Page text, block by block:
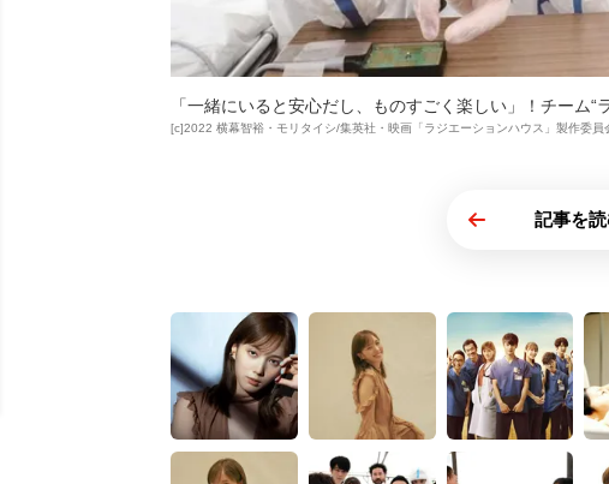
「一緒にいると安心だし、ものすごく楽しい」！チーム“
[c]2022 横幕智裕・モリタイシ/集英社・映画「ラジエーションハウス」製作委員
記事を